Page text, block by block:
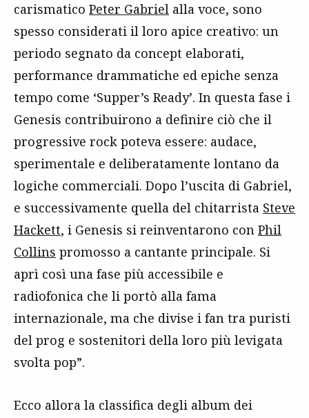
carismatico Peter Gabriel alla voce, sono
spesso considerati il loro apice creativo: un
periodo segnato da concept elaborati,
performance drammatiche ed epiche senza
tempo come ‘Supper’s Ready’. In questa fase i
Genesis contribuirono a definire ciò che il
progressive rock poteva essere: audace,
sperimentale e deliberatamente lontano da
logiche commerciali. Dopo l’uscita di Gabriel,
e successivamente quella del chitarrista Steve
Hackett, i Genesis si reinventarono con Phil
Collins promosso a cantante principale. Si
aprì così una fase più accessibile e
radiofonica che li portò alla fama
internazionale, ma che divise i fan tra puristi
del prog e sostenitori della loro più levigata
svolta pop”.
Ecco allora la classifica degli album dei